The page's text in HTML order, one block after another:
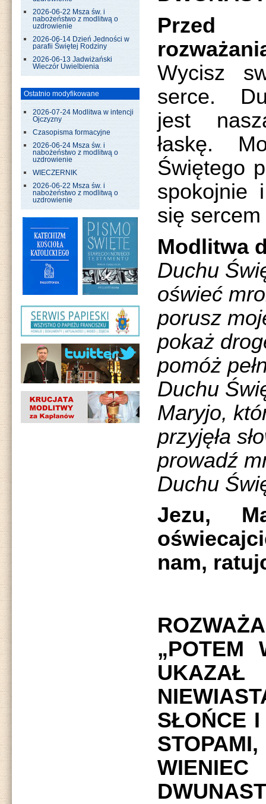
2026-06-22 Msza św. i
nabożeństwo z modlitwą o
uzdrowienie
2026-06-14 Dzień Jedności w
parafii Świętej Rodziny
2026-06-13 Jadwiżański
Wieczór Uwielbienia
Ostatnio modyfikowane
2026-07-24 Modlitwa w intencji
Ojczyzny
Czasopisma formacyjne
2026-06-24 Msza św. i
nabożeństwo z modlitwą o
uzdrowienie
WIECZERNIK
2026-06-22 Msza św. i
nabożeństwo z modlitwą o
uzdrowienie
Przed
Wycisz
serce.
jest
łaskę.
Świętego
spokojnie
się
Modlitwa
Duchu
oświeć
porusz
pokaż
pomóż
Duchu
Maryjo,
przyjęła
prowadź
Duchu
Jezu,
nam,
„POTEM
SŁOŃCE